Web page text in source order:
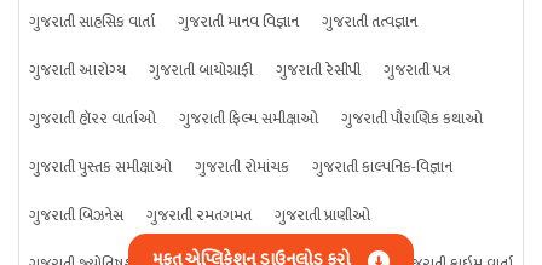
ગુજરાતી સાહસિક વાર્તા
ગુજરાતી માનવ વિજ્ઞાન
ગુજરાતી તત્વજ્ઞાન
ગુજરાતી આરોગ્ય
ગુજરાતી બાયોગ્રાફી ગુજરાતી રેસીપી
ગુજરાતી પત્ર
ગુજરાતી હૉરર વાર્તાઓ
ગુજરાતી ફિલ્મ સમીક્ષાઓ
ગુજરાતી પૌરાણિક કથાઓ
ગુજરાતી પુસ્તક સમીક્ષાઓ
ગુજરાતી રોમાંચક
ગુજરાતી કાલ્પનિક-વિજ્ઞાન
ગુજરાતી બિઝનેસ
ગુજરાતી રમતગમત
ગુજરાતી પ્રાણીઓ